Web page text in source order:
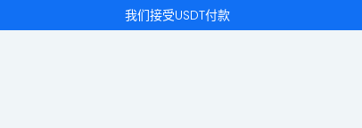
我们接受USDT付款